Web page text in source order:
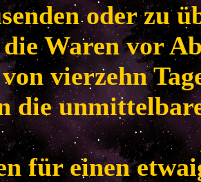
oder zu
die Waren vor
vierzehn
die
für einen